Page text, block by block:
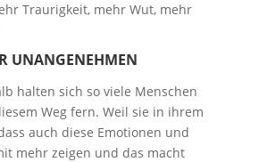
Traurigkeit, mehr Wut, mehr
UNANGENEHMEN
halten sich so viele Menschen
Weg fern. Weil sie in ihrem
auch diese Emotionen und
mehr zeigen und das macht